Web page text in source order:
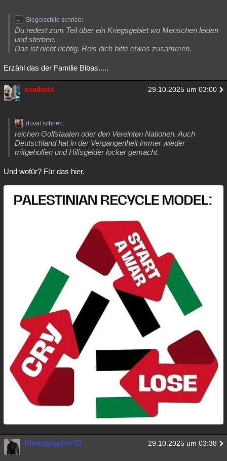
Siegelschild schrieb:
Du redest zum Teil über ein Kriegsgebiet wo Menschen leiden
und sterben.
Das ist nicht richtig. Reis dich bitte etwas zusammen.
Erzähl das der Familie Bibas.....
xsaibotx 29.10.2025 um 03:00
duval schrieb:
reichen Golfstaaten oder den Vereinten Nationen. Auch
Deutschland hat in der Vergangenheit immer wieder
mitgeholfen und Hilfsgelder locker gemacht.
Und wofür? Für das hier.
Photographer73 29.10.2025 um 03:38